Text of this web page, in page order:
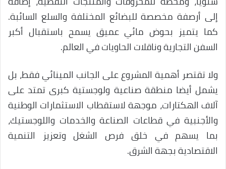
إلى أرصفة مخصصة للبضائع المختلفة والسلع السائبة.
كما يتميز بحوض مائي عميق يسمح باستقبال أكبر
السفن التجارية وناقلات الحاويات في العالم.
ولا تقتصر أهمية المشروع على الجانب المينائي فقط، بل
يشمل أيضا منطقة صناعية ولوجستية كبرى تمتد على
آلاف الهكتارات، موجهة لاستقطاب الاستثمارات الوطنية
والأجنبية في قطاعات الصناعة والخدمات واللوجستيك،
بما يسهم في خلق فرص الشغل وتعزيز التنمية
الاقتصادية بجهة الشرق.